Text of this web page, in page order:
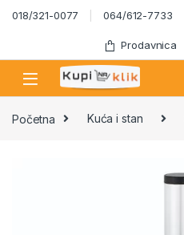
Skip to navigation
Skip to content
018/321-0077 064/612-7733
Prodavnica
Početna Kuća i stan